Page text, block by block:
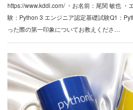
https://www.kddi.com/ ・お名前：尾関 敏也 ・
験：Python 3 エンジニア認定基礎試験Q1：
った際の第一印象についてお教えくださ…